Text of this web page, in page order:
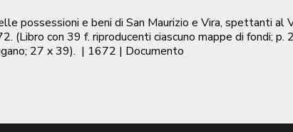
possessioni e beni di San Maurizio e Vira, spettanti
(Libro con 39 f. riproducenti ciascuno mappe di fondi;
27 x 39). | 1672 | Documento